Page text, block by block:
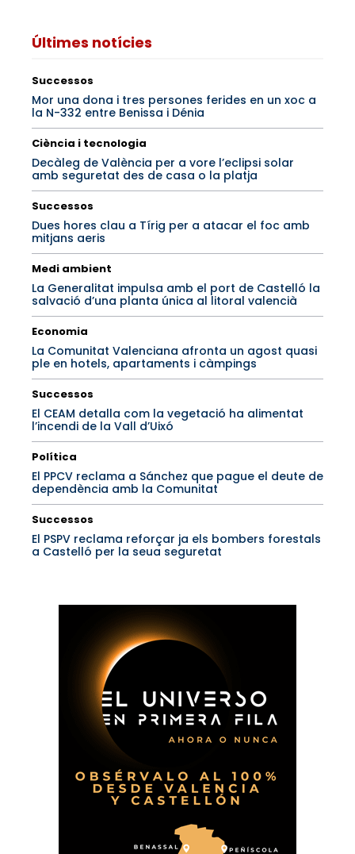
Últimes notícies
Successos
Mor una dona i tres persones ferides en un xoc a
la N-332 entre Benissa i Dénia
Ciència i tecnologia
Decàleg de València per a vore l’eclipsi solar
amb seguretat des de casa o la platja
Successos
Dues hores clau a Tírig per a atacar el foc amb
mitjans aeris
Medi ambient
La Generalitat impulsa amb el port de Castelló la
salvació d’una planta única al litoral valencià
Economia
La Comunitat Valenciana afronta un agost quasi
ple en hotels, apartaments i càmpings
Successos
El CEAM detalla com la vegetació ha alimentat
l’incendi de la Vall d’Uixó
Política
El PPCV reclama a Sánchez que pague el deute de
dependència amb la Comunitat
Successos
El PSPV reclama reforçar ja els bombers forestals
a Castelló per la seua seguretat